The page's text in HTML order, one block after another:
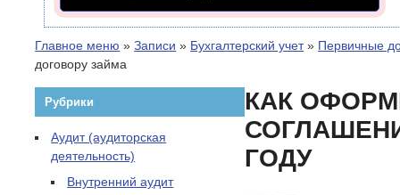
Главное меню »Записи » Бухгалтерский учет» Первичные
договору займа
Рубрики
Аудит (аудиторская
деятельность)
Внутренний аудит
КАК
ГОДУ